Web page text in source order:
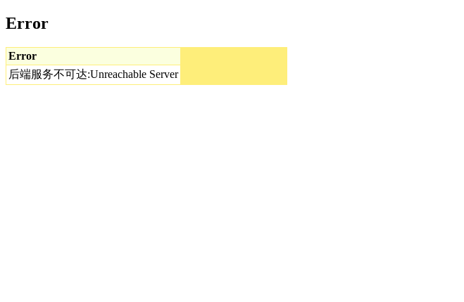
Error
Error
后端服务不可达:Unreachable Server